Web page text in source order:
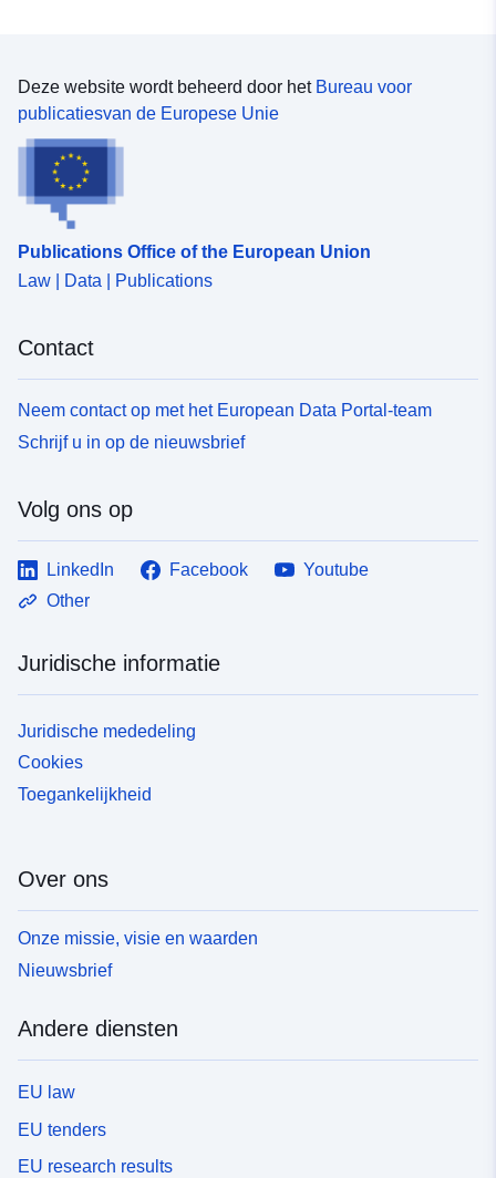
Deze website wordt beheerd door het Bureau voor
publicatiesvan de Europese Unie
Publications Office of the European Union
Law | Data | Publications
Contact
Neem contact op met het European Data Portal-team
Schrijf u in op de nieuwsbrief
Volg ons op
LinkedIn Facebook
Youtube
Other
Juridische informatie
Juridische mededeling
Cookies
Toegankelijkheid
Over ons
Onze missie, visie en waarden
Nieuwsbrief
Andere diensten
EU law
EU tenders
EU research results